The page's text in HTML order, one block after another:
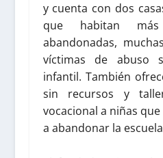
y cuenta con dos
que habitan
abandonadas,
víctimas de abuso
infantil. También
sin recursos y
vocacional a niñas
a abandonar la